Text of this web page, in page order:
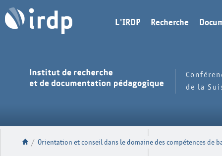
L'IRDP Recherche
de la
/ Orientation et conseil dans le domaine des compétences de